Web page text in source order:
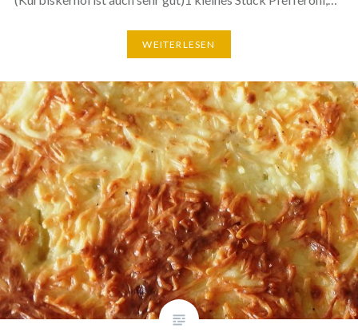
WEITERLESEN